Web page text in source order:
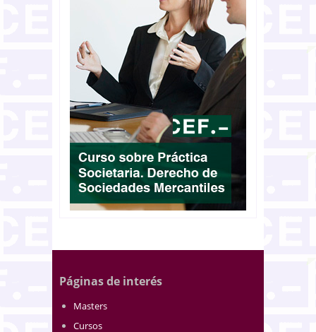
Páginas de interés
Masters
Cursos